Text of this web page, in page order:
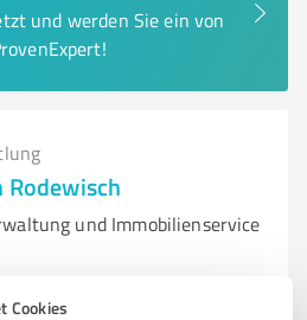
Cookies
und werden Sie ein von
und Immobilienservice